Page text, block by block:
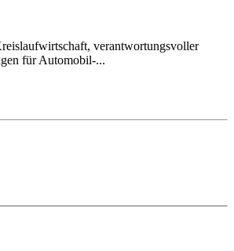
verantwortungsvoller
für Automobil-...